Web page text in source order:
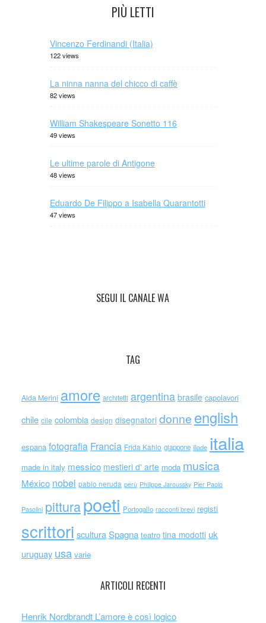
PIÙ LETTI
Vincenzo Ferdinandi (Italia)
122 views
La ninna nanna del chicco di caffè
82 views
William Shakespeare Sonetto 116
49 views
Le ultime parole di Antigone
48 views
Eduardo De Filippo a Isabella Quarantotti
47 views
SEGUI IL CANALE WA
TAG
Alda Merini amore architetti argentina brasile capolavori
chile cile colombia design disegnatori donne english
espana fotografia Francia Frida Kahlo giappone iliade italia
made in italy messico mestieri d' arte moda musica
México nobel pablo neruda perù Philippe Jaroussky Pier Paolo
Pasolini pitturapoeti Portogallo racconti brevi registi
scrittori scultura Spagna teatro tina modotti uk
uruguay usa varie
ARTICOLI RECENTI
Henrik Nordbrandt L’amore è così logico